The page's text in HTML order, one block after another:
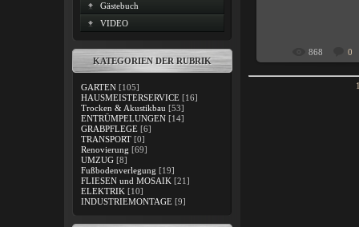
Gästebuch
VIDEO
KATEGORIEN DER RUBRIK
GARTEN [105]
HAUSMEISTERSERVICE [16]
Trocken & Akustikbau [53]
ENTRÜMPELUNGEN [14]
GRABPFLEGE [6]
TRANSPORT [0]
Renovierung [69]
UMZUG [8]
Fußbodenverlegung [19]
FLIESEN und MOSAIK [21]
ELEKTRIK [10]
INDUSTRIEMONTAGE [9]
868 0